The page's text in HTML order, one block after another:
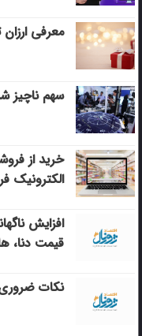
معرفی ارزان
سهم ناچیز
خرید از
الکترونیک
افزایش
قیمت دنا،
نکات ضروری